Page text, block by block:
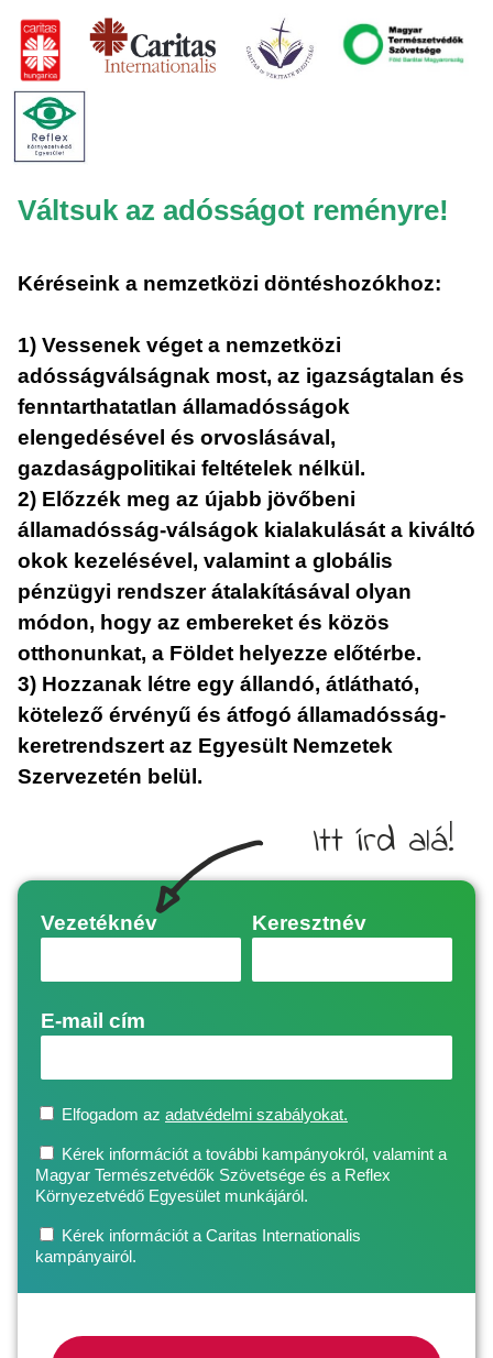
Váltsuk az adósságot reményre!
Itt írd alá!
Vezetéknév Keresztnév
E-mail cím
Elfogadom az adatvédelmi szabályokat.
Kérek információt a további kampányokról, valamint a
Magyar Természetvédők Szövetsége és a Reflex
Környezetvédő Egyesület munkájáról.
Kérek információt a Caritas Internationalis
kampányairól.
Kéréseink a nemzetközi döntéshozókhoz:
1) Vessenek véget a nemzetközi
adósságválságnak most, az igazságtalan és
fenntarthatatlan államadósságok
elengedésével és orvoslásával,
gazdaságpolitikai feltételek nélkül.
2) Előzzék meg az újabb jövőbeni
államadósság-válságok kialakulását a kiváltó
okok kezelésével, valamint a globális
pénzügyi rendszer átalakításával olyan
módon, hogy az embereket és közös
otthonunkat, a Földet helyezze előtérbe.
3) Hozzanak létre egy állandó, átlátható,
kötelező érvényű és átfogó államadósság-
keretrendszert az Egyesült Nemzetek
Szervezetén belül.